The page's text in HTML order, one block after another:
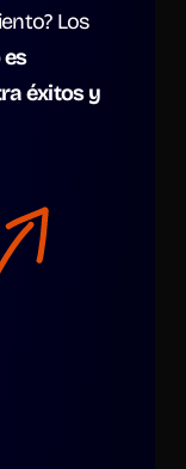
Los
éxitos y